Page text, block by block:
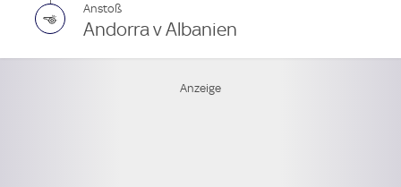
Anstoß
Andorra v Albanien